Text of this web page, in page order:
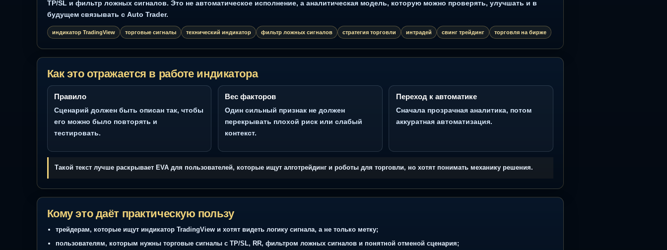
Алготрейдинг требует прозрачной логики до автоматизации
Робот для торговли не делает плохой сигнал хорошим. Он только быстрее исполняет правило. Поэтому алготрейдинг должен начинаться с
качества самой логики: какие условия запускают вход, как оценивается риск и когда сценарий отменяется.
EVA Ai+ формирует такую основу через взвешенное голосование факторов. Система сопоставляет структуру, импульс, риск, Smart Money,
TP/SL и фильтр ложных сигналов. Это не автоматическое исполнение, а аналитическая модель, которую можно проверять, улучшать и в
будущем связывать с Auto Trader.
индикатор TradingView торговые сигналы технический индикатор фильтр ложных сигналов стратегия торговли свинг трейдинг
Как это отражается в работе индикатора
Правило
его можно было повторять и
тестировать.
Вес факторов
контекст.
Переход к автоматике
Сначала прозрачная аналитика, потом